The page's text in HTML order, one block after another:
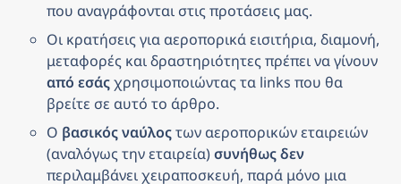
που αναγράφονται στις προτάσεις μας.
Οι κρατήσεις για αεροπορικά εισιτήρια, διαμονή,
από εσάς χρησιμοποιώντας τα links που θα
βρείτε σε αυτό το άρθρο.
Ο βασικός ναύλος των αεροπορικών εταιρειών
(αναλόγως την εταιρεία) συνήθως δεν
περιλαμβάνει χειραποσκευή, παρά μόνο μια